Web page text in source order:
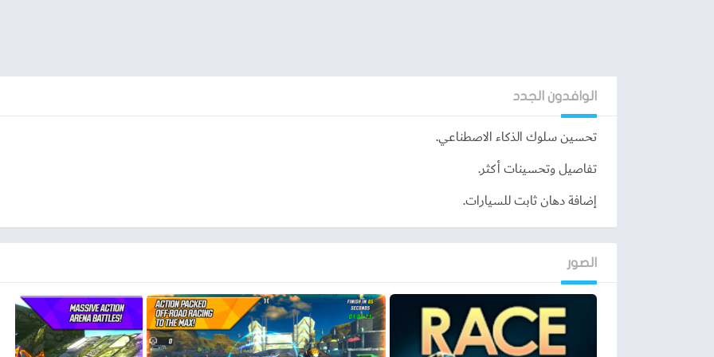
نصائح عند لعب Rocket Arena Car Extreme
يتم وضع سيارة السباق الخاصة بك في الخلف في بداية المباراة،لكن بالطبع الفجوة بين كل مركبة صغيرة جدًا لدرجة أن
تسارعًا بسيطًا يمكن أن يساعدك على تجاوز سيارة السباق.
الوافدون الجدد
تحسين سلوك الذكاء الاصطناعي.
تفاصيل وتحسينات أكثر.
إضافة دهان ثابت للسيارات.
الصور